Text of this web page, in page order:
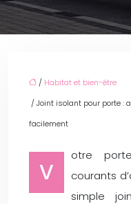
/ Habitat et bien-être
/ Joint isolant pour porte :
facilement
V
otre
courants
simple